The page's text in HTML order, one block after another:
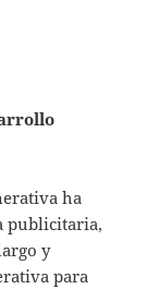
ha
publicitaria,
y
para